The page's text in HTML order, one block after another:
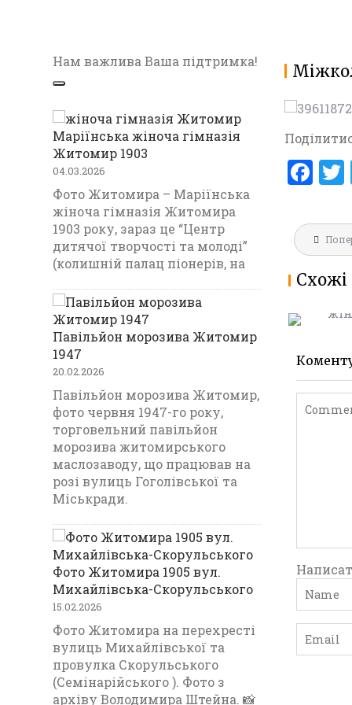
F
ce
b
o
k
записів
Схожі
1903
Нам важлива Ваша підтримка!
Маріїнська жіноча гімназія
Житомир 1903
04.03.2026
Фото Житомира – Маріїнська
жіноча гімназія Житомира
1903 року, зараз це “Центр
дитячої творчості та молоді”
(колишній палац піонерів, на
Павільйон морозива Житомир
1947
20.02.2026
Павільйон морозива Житомир,
фото червня 1947-го року,
торговельний павільйон
морозива житомирського
маслозаводу, що працював на
розі вулиць Гоголівської та
Міськради.
Фото Житомира 1905 вул.
Михайлівська-Скорульського
15.02.2026
Фото Житомира на перехресті
вулиць Михайлівської та
провулка Скорульського
(Семінарійського ). Фото з
архіву Володимира Штейна. 📸